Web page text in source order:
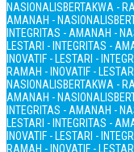
NASIONALISBERTAKWA -
AMANAH - NASIONALIS
INTEGRITAS - AMANAH -
LESTARI - INTEGRITAS -
INOVATIF - LESTARI -
RAMAH - INOVATIF -
NASIONALISBERTAKWA -
AMANAH - NASIONALIS
INTEGRITAS - AMANAH -
LESTARI - INTEGRITAS -
INOVATIF - LESTARI -
RAMAH - INOVATIF -